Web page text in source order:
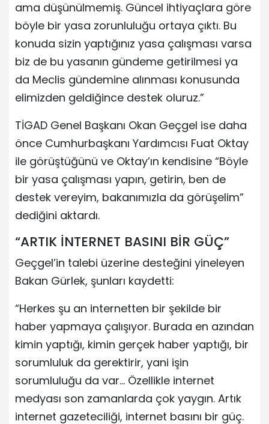
ama düşünülmemiş. Güncel ihtiyaçlara göre
böyle bir yasa zorunluluğu ortaya çıktı. Bu
konuda sizin yaptığınız yasa çalışması varsa
biz de bu yasanın gündeme getirilmesi ya
da Meclis gündemine alınması konusunda
elimizden geldiğince destek oluruz.”
TİGAD Genel Başkanı Okan Geçgel ise daha
önce Cumhurbaşkanı Yardımcısı Fuat Oktay
ile görüştüğünü ve Oktay’ın kendisine “Böyle
bir yasa çalışması yapın, getirin, ben de
destek vereyim, bakanımızla da görüşelim”
dediğini aktardı.
“ARTIK İNTERNET BASINI BİR GÜÇ”
Geçgel’in talebi üzerine desteğini yineleyen
Bakan Gürlek, şunları kaydetti:
“Herkes şu an internetten bir şekilde bir
haber yapmaya çalışıyor. Burada en azından
kimin yaptığı, kimin gerçek haber yaptığı, bir
sorumluluk da gerektirir, yani işin
sorumluluğu da var… Özellikle internet
medyası son zamanlarda çok yaygın. Artık
internet gazeteciliği, internet basını bir güç.